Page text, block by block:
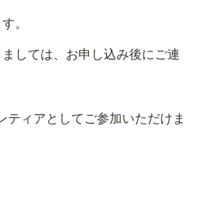
。
しては、お申し込み後にご連
ィアとしてご参加いただけま